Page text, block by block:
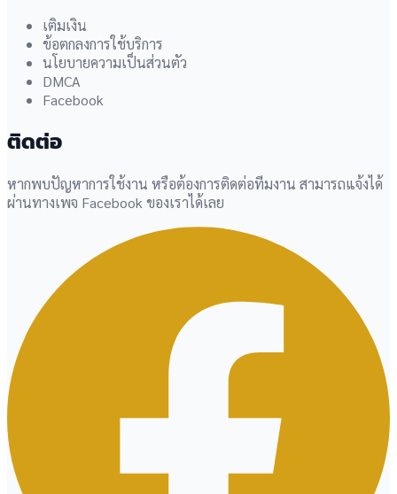
เติมเงิน
ข้อตกลงการใช้บริการ
นโยบายความเป็นส่วนตัว
DMCA
Facebook
ติดต่อ
หากพบปัญหาการใช้งาน หรือต้องการติดต่อทีมงาน สามารถแจ้งได้
ผ่านทางเพจ Facebook ของเราได้เลย